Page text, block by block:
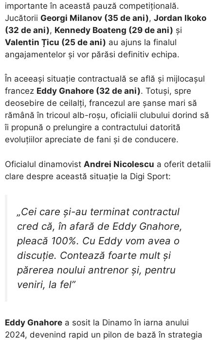
importante în această pauză competițională.
Jucătorii Georgi Milanov (35 de ani), Jordan Ikoko
(32 de ani), Kennedy Boateng (29 de ani) și
Valentin Țicu (25 de ani) au ajuns la finalul
angajamentelor și vor părăsi definitiv echipa.
​În aceeași situație contractuală se află și mijlocașul
francez Eddy Gnahore (32 de ani). Totuși, spre
deosebire de ceilalți, francezul are șanse mari să
rămână în tricoul alb-roșu, oficialii clubului dorind să
îi propună o prelungire a contractului datorită
evoluțiilor apreciate de fani și de conducere.
​Oficialul dinamovist Andrei Nicolescu a oferit detalii
clare despre această situație la Digi Sport:
​„Cei care și-au terminat contractul
cred că, în afară de Eddy Gnahore,
pleacă 100%. Cu Eddy vom avea o
discuție. Contează foarte mult și
părerea noului antrenor și, pentru
veniri, la fel”
Eddy Gnahore a sosit la Dinamo în iarna anului
2024, devenind rapid un pilon de bază în strategia